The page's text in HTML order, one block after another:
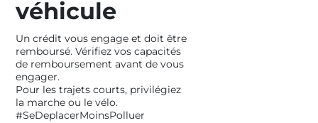
véhicule
Un crédit vous engage et doit être
remboursé. Vérifiez vos capacités
de remboursement avant de vous
engager.
Pour les trajets courts, privilégiez
la marche ou le vélo.
#SeDeplacerMoinsPolluer